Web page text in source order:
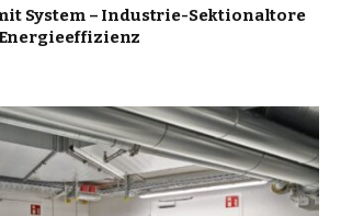
System – Industrie-Sektionaltore